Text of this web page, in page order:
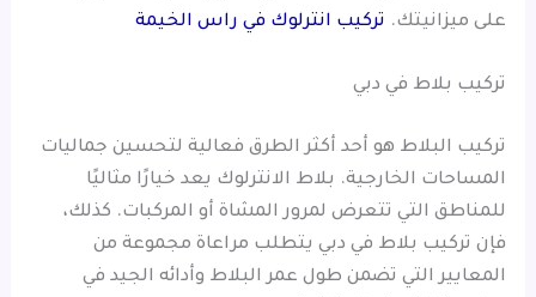
على ميزانيتك. تركيب انترلوك في راس الخيمة
تركيب بلاط في دبي
تركيب البلاط هو أحد أكثر الطرق فعالية لتحسين جماليات
المساحات الخارجية. بلاط الانترلوك يعد خيارًا مثاليًا
للمناطق التي تتعرض لمرور المشاة أو المركبات. كذلك،
فإن تركيب بلاط في دبي يتطلب مراعاة مجموعة من
المعايير التي تضمن طول عمر البلاط وأدائه الجيد في